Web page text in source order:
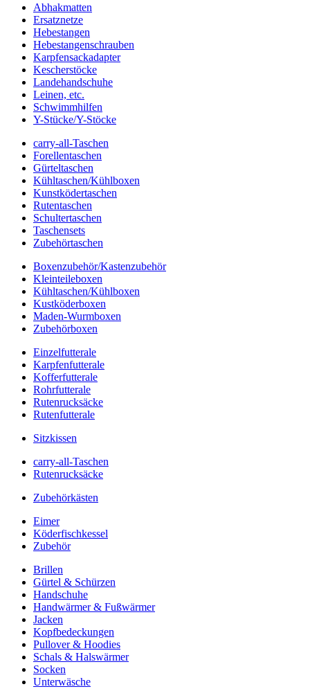
Abhakmatten
Ersatznetze
Hebestangen
Hebestangenschrauben
Karpfensackadapter
Kescherstöcke
Landehandschuhe
Leinen, etc.
Schwimmhilfen
Y-Stücke/Y-Stöcke
carry-all-Taschen
Forellentaschen
Gürteltaschen
Kühltaschen/Kühlboxen
Kunstködertaschen
Rutentaschen
Schultertaschen
Taschensets
Zubehörtaschen
Boxenzubehör/Kastenzubehör
Kleinteileboxen
Kühltaschen/Kühlboxen
Kustköderboxen
Maden-Wurmboxen
Zubehörboxen
Einzelfutterale
Karpfenfutterale
Kofferfutterale
Rohrfutterale
Rutenrucksäcke
Rutenfutterale
Sitzkissen
carry-all-Taschen
Rutenrucksäcke
Zubehörkästen
Eimer
Köderfischkessel
Zubehör
Brillen
Gürtel & Schürzen
Handschuhe
Handwärmer & Fußwärmer
Jacken
Kopfbedeckungen
Pullover & Hoodies
Schals & Halswärmer
Socken
Unterwäsche